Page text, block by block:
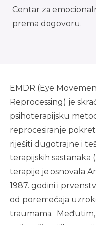
Centar za
prema dogovoru.
EMDR (Eye
Reprocessing) je
psihoterapijsku
reprocesiranje
riješiti dugotrajne i
terapijskih sastanaka
terapije je osnovala
1987. godini i
od poremećaja
traumama. Međutim,